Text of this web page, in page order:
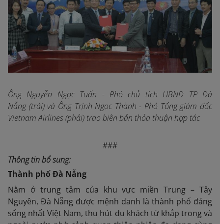
Ông Nguyễn Ngọc Tuấn - Phó chủ tịch UBND TP Đà
Nẵng (trái) và Ông Trịnh Ngọc Thành - Phó Tổng giám đốc
Vietnam Airlines (phải) trao biên bản thỏa thuận hợp tác
###
Thông tin bổ sung:
Thành phố Đà Nẵng
Nằm ở trung tâm của khu vực miền Trung – Tây
Nguyên, Đà Nẵng được mệnh danh là thành phố đáng
sống nhất Việt Nam, thu hút du khách từ khắp trong và